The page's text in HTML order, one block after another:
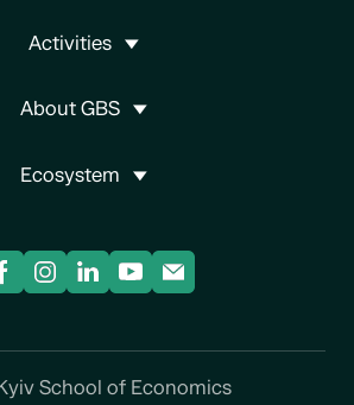
Activities
About GBS
Ecosystem
School of Economics